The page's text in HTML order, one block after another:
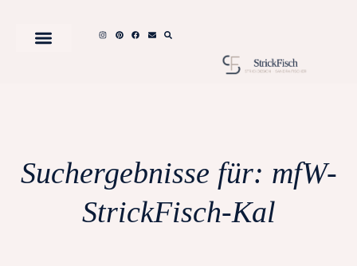
Suchergebnisse für: mfW-
StrickFisch-Kal